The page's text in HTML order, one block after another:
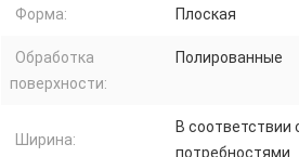
Форма: Плоская
Обработка
поверхности:
Полированные
Ширина:
В соответствии
потребностями